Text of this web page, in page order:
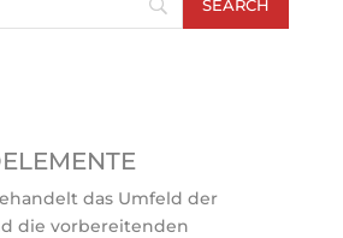
das Umfeld der
die vorbereitenden